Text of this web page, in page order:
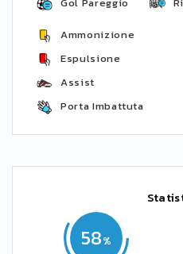
Ammonizione
Espulsione
Assist
Porta Imbattuta
58